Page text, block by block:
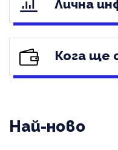
Лична
Кога ще
Най-ново